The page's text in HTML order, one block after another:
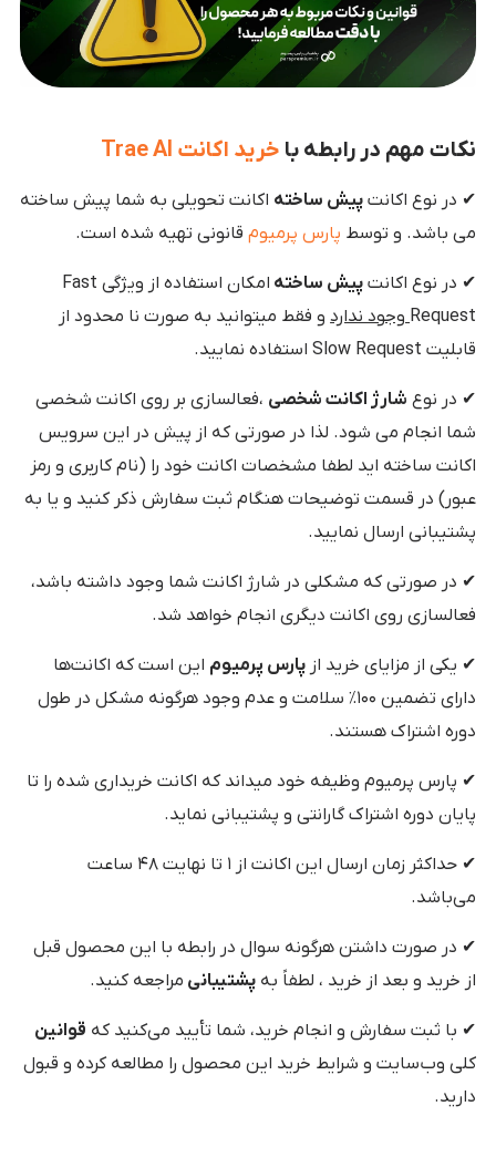
نکات مهم در رابطه با خرید اکانت Trae AI
✔ در نوع اکانت پیش ساخته اکانت تحویلی به شما پیش ساخته
می باشد. و توسط پارس پرمیومقانونی تهیه شده است.
✔ در نوع اکانت پیش ساخته
امکان استفاده از ویژگی Fast
Requestوجود نداردو فقط میتوانید به صورت نا محدود از
قابلیت Slow Request استفاده نمایید.
✔ در نوع شارژ اکانت شخصی ،فعالسازی بر روی اکانت شخصی
شما انجام می شود. لذا در صورتی که از پیش در این سرویس
اکانت ساخته اید لطفا مشخصات اکانت خود را (نام کاربری و رمز
عبور) در قسمت توضیحات هنگام ثبت سفارش ذکر کنید و یا به
پشتیبانی ارسال نمایید.
✔ در صورتی که مشکلی در شارژ اکانت شما وجود داشته باشد،
فعالسازی روی اکانت دیگری انجام خواهد شد.
✔ یکی از مزایای خرید از پارس پرمیوم این است که اکانت‌ها
دارای تضمین ۱۰۰٪ سلامت و عدم وجود هرگونه مشکل در طول
دوره اشتراک هستند.
✔ پارس پرمیوم وظیفه خود میداند که اکانت خریداری شده را تا
پایان دوره اشتراک گارانتی و پشتیبانی نماید.
✔ حداکثر زمان ارسال این اکانت از ۱ تا نهایت ۴۸ ساعت
می‌باشد.
✔ در صورت داشتن هرگونه سوال در رابطه با این محصول قبل
از خرید و بعد از خرید ، لطفاً به پشتیبانی مراجعه کنید.
✔ با ثبت سفارش و انجام خرید، شما تأیید می‌کنید که قوانین
کلی وب‌سایت و شرایط خرید این محصول را مطالعه کرده و قبول
دارید.